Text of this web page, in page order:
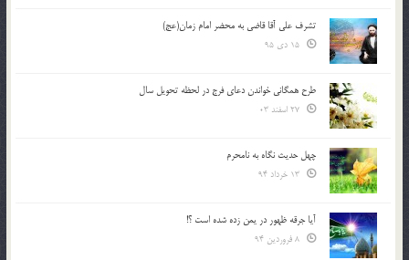
تشرف علي آقا قاضي به محضر امام زمان(عج)
طرح همگانی خواندن دعای فرج در لحظه تحویل سال
چهل حدیث نگاه به نامحرم
آیا جرقه ظهور در یمن زده شده است ؟!